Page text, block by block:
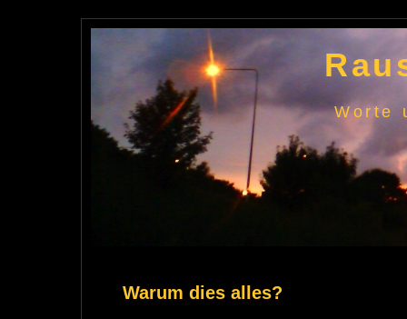
Worte
Warum dies alles?